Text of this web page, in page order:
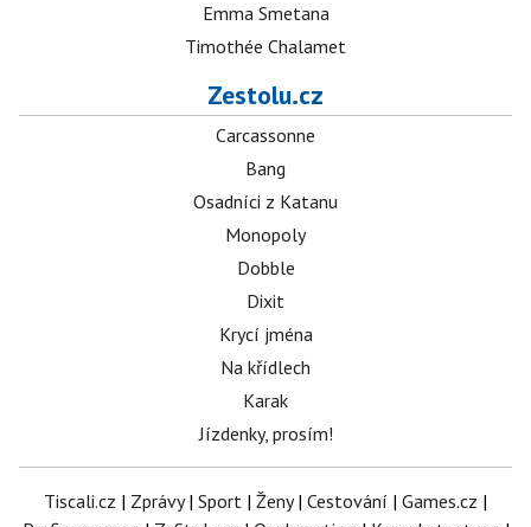
Emma Smetana
Timothée Chalamet
Zestolu.cz
Carcassonne
Bang
Osadníci z Katanu
Monopoly
Dobble
Dixit
Krycí jména
Na křídlech
Karak
Jízdenky, prosím!
Tiscali.cz | Zprávy| Sport | Ženy| Cestování | Games.cz |